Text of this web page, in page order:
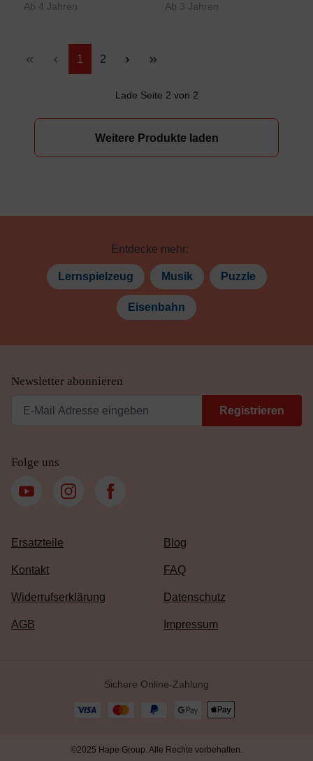
Ab 4 Jahren Ab 3 Jahren
Seite
1 Seite
2
Weitere Produkte laden
Lade Seite 2 von 2
Entdecke mehr:
Lernspielzeug Musik Puzzle
Eisenbahn
Newsletter abonnieren
Registrieren
Folge uns
Ersatzteile Blog
Kontakt FAQ
Widerrufserklärung Datenschutz
AGB Impressum
Sichere Online-Zahlung
©2025 Hape Group. Alle Rechte vorbehalten.